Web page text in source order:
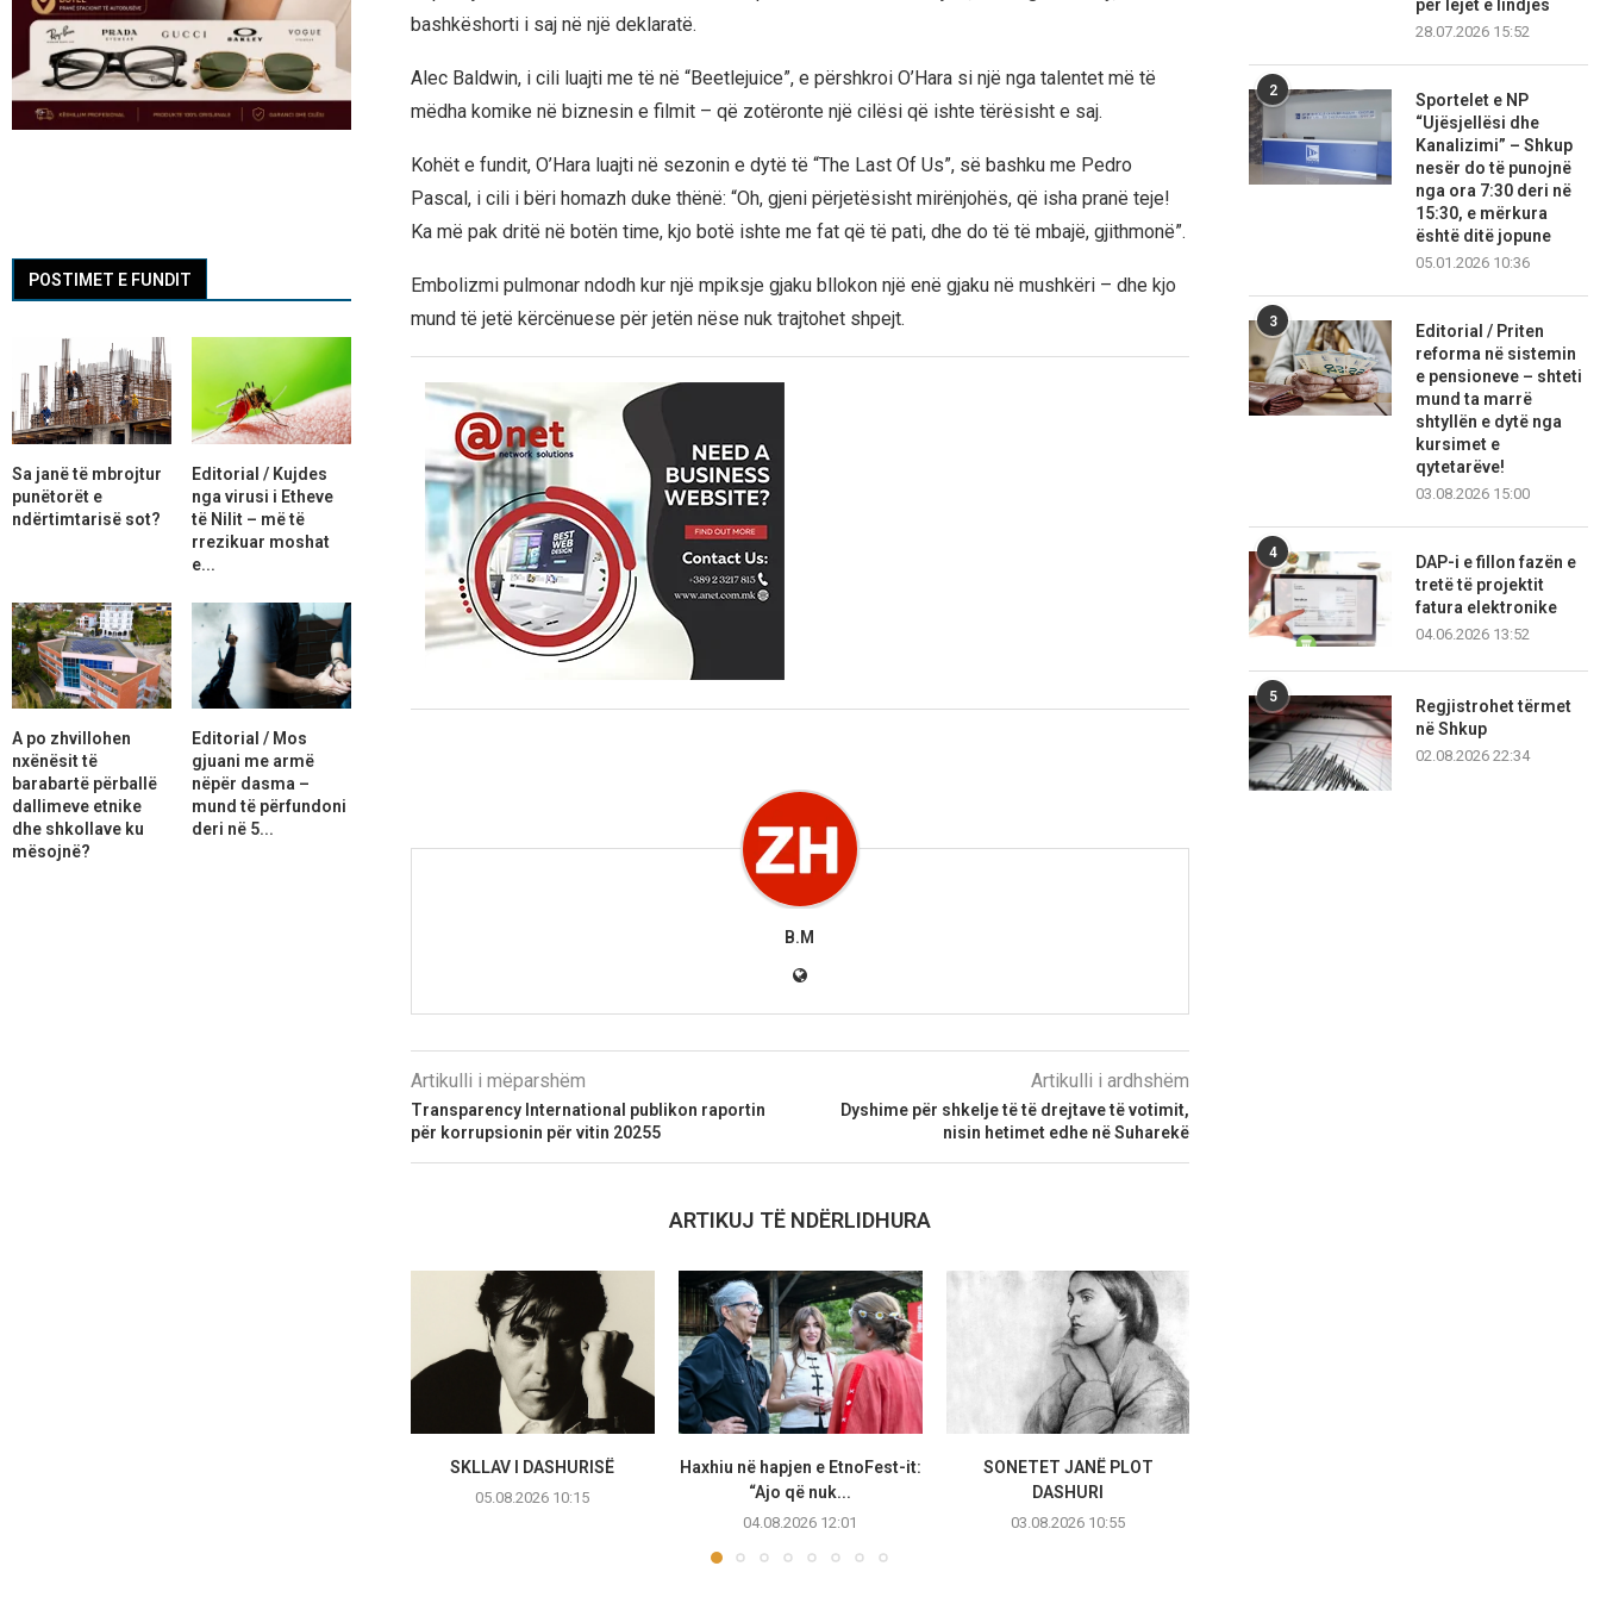
bashkëshorti i saj në një deklaratë.
Alec Baldwin, i cili luajti me të në “Beetlejuice”, e përshkroi O’Hara si një nga talentet më të
mëdha komike në biznesin e filmit – që zotëronte një cilësi që ishte tërësisht e saj.
Kohët e fundit, O’Hara luajti në sezonin e dytë të “The Last Of Us”, së bashku me Pedro
Pascal, i cili i bëri homazh duke thënë: “Oh, gjeni përjetësisht mirënjohës, që isha pranë teje!
Ka më pak dritë në botën time, kjo botë ishte me fat që të pati, dhe do të të mbajë, gjithmonë”.
Embolizmi pulmonar ndodh kur një mpiksje gjaku bllokon një enë gjaku në mushkëri – dhe kjo
mund të jetë kërcënuese për jetën nëse nuk trajtohet shpejt.
B.M
Artikulli i mëparshëm
Transparency International publikon raportin
për korrupsionin për vitin 20255
Artikulli i ardhshëm
Dyshime për shkelje të të drejtave të votimit,
nisin hetimet edhe në Suharekë
ARTIKUJ TË NDËRLIDHURA
SKLLAV I DASHURISË
05.08.2026 10:15
Haxhiu në hapjen e EtnoFest-it:
“Ajo që nuk...
04.08.2026 12:01
SONETET JANË PLOT
DASHURI
03.08.2026 10:55
për lejet e lindjes
28.07.2026 15:52
2
Sportelet e NP
“Ujësjellësi dhe
Kanalizimi” – Shkup
nesër do të punojnë
nga ora 7:30 deri në
15:30, e mërkura
është ditë jopune
05.01.2026 10:36
3
Editorial / Priten
reforma në sistemin
e pensioneve – shteti
mund ta marrë
shtyllën e dytë nga
kursimet e
qytetarëve!
03.08.2026 15:00
4
DAP-i e fillon fazën e
tretë të projektit
fatura elektronike
04.06.2026 13:52
5
Regjistrohet tërmet
në Shkup
02.08.2026 22:34
POSTIMET E FUNDIT
Sa janë të mbrojtur
punëtorët e
ndërtimtarisë sot?
Editorial / Kujdes
nga virusi i Etheve
të Nilit – më të
rrezikuar moshat
e...
A po zhvillohen
nxënësit të
barabartë përballë
dallimeve etnike
dhe shkollave ku
mësojnë?
Editorial / Mos
gjuani me armë
nëpër dasma –
mund të përfundoni
deri në 5...